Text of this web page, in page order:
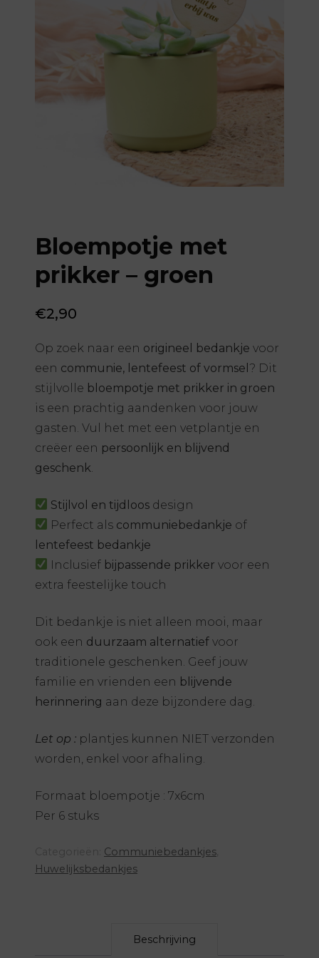
Bloempotje met
prikker – groen
€2,90
Op zoek naar een origineel bedankje voor
een communie, lentefeest of vormsel ? Dit
stijlvolle bloempotje met prikker in groen
is een prachtig aandenken voor jouw
gasten. Vul het met een vetplantje en
creëer een persoonlijk en blijvend
geschenk
Stijlvol en tijdloos design
Perfect als communiebedankje of
lentefeest bedankje
Inclusief bijpassende prikker voor een
extra feestelijke touch
Dit bedankje is niet alleen mooi, maar
ook een duurzaam alternatief voor
traditionele geschenken. Geef jouw
familie en vrienden een blijvende
herinnering aan deze bijzondere dag.
Let op : plantjes kunnen NIET verzonden
worden, enkel voor afhaling.
Formaat bloempotje : 7x6cm
Per 6 stuks
Communiebedankjes
Huwelijksbedankjes
Beschrijving